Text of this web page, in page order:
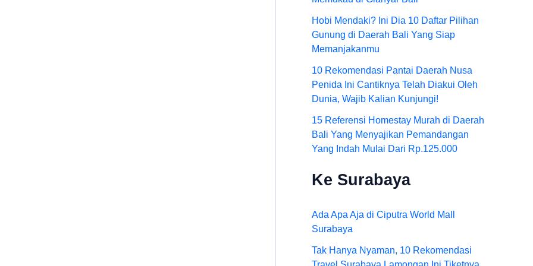
Hobi Mendaki? Ini Dia 10 Daftar Pilihan
Gunung di Daerah Bali Yang Siap
Memanjakanmu
10 Rekomendasi Pantai Daerah Nusa
Penida Ini Cantiknya Telah Diakui Oleh
Dunia, Wajib Kalian Kunjungi!
15 Referensi Homestay Murah di Daerah
Bali Yang Menyajikan Pemandangan
Yang Indah Mulai Dari Rp.125.000
Ke Surabaya
Ada Apa Aja di Ciputra World Mall
Surabaya
Tak Hanya Nyaman, 10 Rekomendasi